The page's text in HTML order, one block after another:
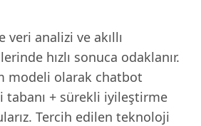
veri analizi ve akıllı
hızlı sonuca odaklanır.
modeli olarak chatbot
+ sürekli iyileştirme
Tercih edilen teknoloji